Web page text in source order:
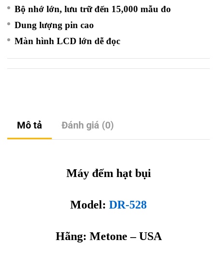
Bộ nhớ lớn, lưu trữ đến 15,000 mẫu đo
Dung lượng pin cao
Màn hình LCD lớn dễ đọc
Mô tả Đánh giá (0)
Máy đếm hạt bụi
Model: DR-528
Hãng: Metone – USA